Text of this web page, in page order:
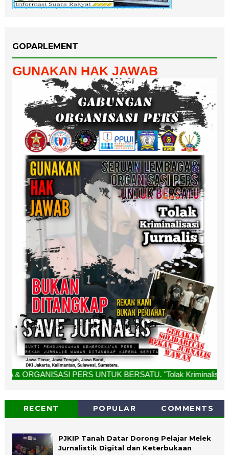
GOPARLEMENT
GUNAKAN HAK JAWAB
PERS UNTUK BERSATU. "Tolak Kriminalisasi
RECENT POPULAR COMMENTS
PJKIP Tanah Datar Dorong Pelajar Melek
Jurnalistik Digital dan Keterbukaan